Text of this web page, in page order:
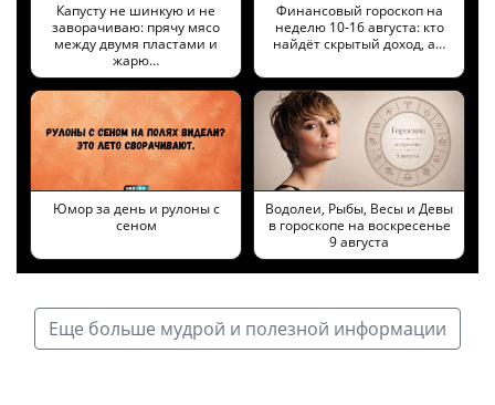
Капусту не шинкую и не
заворачиваю: прячу мясо
между двумя пластами и
жарю…
Финансовый гороскоп на
неделю 10-16 августа: кто
найдёт скрытый доход, а…
Юмор за день и рулоны с
сеном
Водолеи, Рыбы, Весы и Девы
в гороскопе на воскресенье
9 августа
Еще больше мудрой и полезной информации